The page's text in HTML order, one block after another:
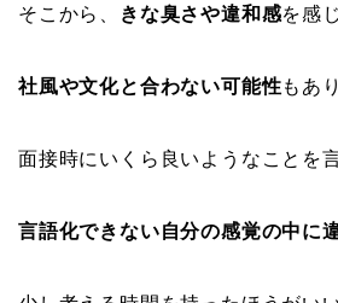
そこから、 きな臭さや違和感を感
社風や文化と合わない可能性もあ
面接時にいくら良いようなことを
言語化できない自分の感覚の中に